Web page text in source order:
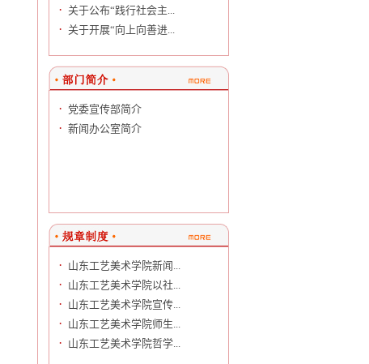
· 关于公布“践行社会主...
· 关于开展“向上向善进...
· 党委宣传部简介
· 新闻办公室简介
· 山东工艺美术学院新闻...
· 山东工艺美术学院以社...
· 山东工艺美术学院宣传...
· 山东工艺美术学院师生...
· 山东工艺美术学院哲学...